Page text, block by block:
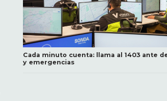
Cada minuto cuenta: llama al 1403 ante
y emergencias